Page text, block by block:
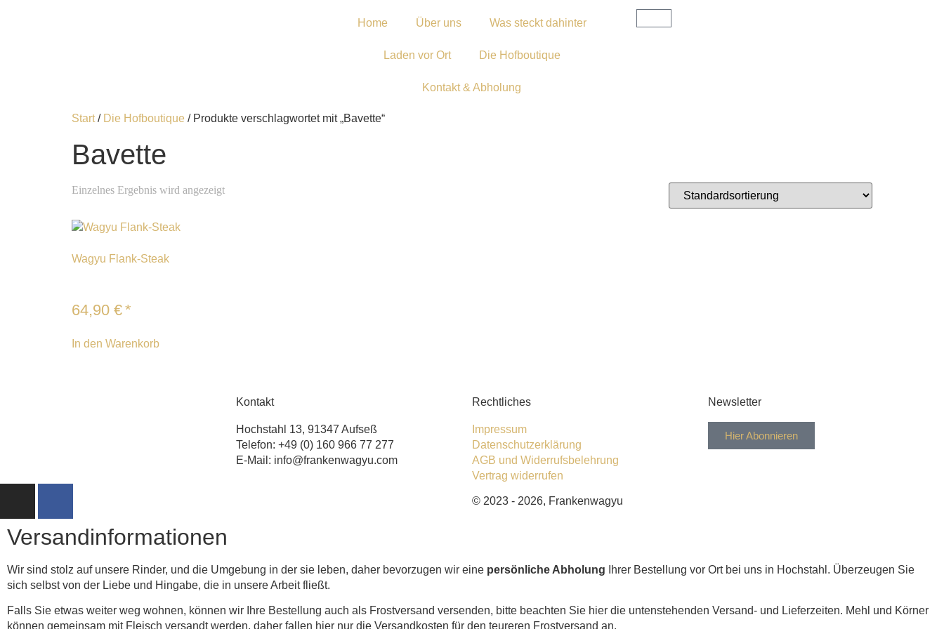
Home Über uns Was steckt dahinter
Laden vor Ort Die Hofboutique
Kontakt & Abholung
Start/ Die Hofboutique / Produkte verschlagwortet mit „Bavette“
Bavette
Einzelnes Ergebnis wird angezeigt
Wagyu Flank-Steak
64,90 €*
In den Warenkorb
Kontakt
Hochstahl 13, 91347 Aufseß
Telefon: +49 (0) 160 966 77 277
E-Mail: info@frankenwagyu.com
Rechtliches
Impressum
Datenschutzerklärung
AGB und Widerrufsbelehrung
Vertrag widerrufen
Newsletter
Hier Abonnieren
© 2023 - 2026, Frankenwagyu
Versandinformationen
Wir sind stolz auf unsere Rinder, und die Umgebung in der sie leben, daher bevorzugen wir eine persönliche Abholung Ihrer Bestellung vor Ort bei uns in Hochstahl. Überzeugen Sie
sich selbst von der Liebe und Hingabe, die in unsere Arbeit fließt.
Falls Sie etwas weiter weg wohnen, können wir Ihre Bestellung auch als Frostversand versenden, bitte beachten Sie hier die untenstehenden Versand- und Lieferzeiten. Mehl und Körner
können gemeinsam mit Fleisch versandt werden, daher fallen hier nur die Versandkosten für den teureren Frostversand an.